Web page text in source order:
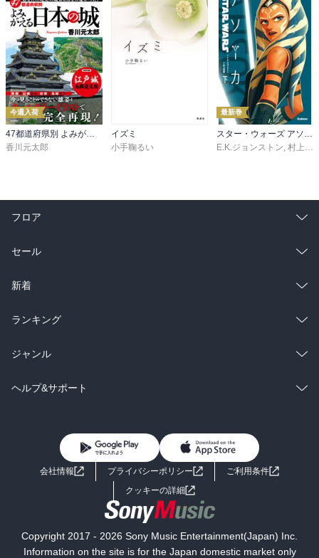
今週入荷
香川元太郎
イズミ
小手鞠るい
最新巻
E.K.ジョンストン 村上清幸
フロア
総合
ラノベ
雑誌・グラビア
BL・TL
セール
総合
ラノベ
雑誌・グラビア
BL・TL
新着
総合
ラノベ
雑誌・グラビア
ランキング
総合
ラノベ
ジャンル
コミック
ライトノベル 男子向けラノベ
小説
海外小説
ミステリー SF
ヘルプ&サポート
よくあるご質問 お問い合わせ
会社情報 プライバシーポリシー
ご利用条件
クッキーの詳細
Copyright 2017 - 2026 Sony Music Entertainment(Japan) Inc.
Information on the site is for the Japan domestic market only